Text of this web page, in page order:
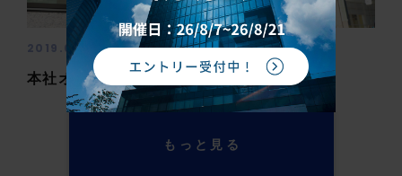
2019.05.09 働く環境
本社オフィスツアー
もっと見る